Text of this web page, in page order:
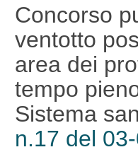
Concorso
ventotto
area dei
tempo
Sistema
n.17 del